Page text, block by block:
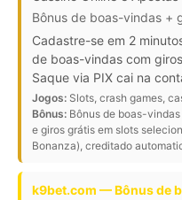
Bônus de boas-vindas +
Cadastre-se em 2
de boas-vindas com
Saque via PIX cai na
Jogos: Slots, crash games,
Bônus: Bônus de boas-
e giros grátis em slots
Bonanza), creditado
k9bet.com — Bônus de